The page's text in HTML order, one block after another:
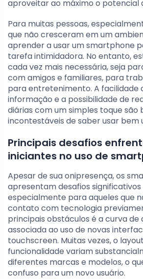
aproveitar ao máximo o potencial
Para muitas pessoas,
que não cresceram em um
aprender a usar um smartphone
tarefa intimidadora. No entanto,
cada vez mais necessária, seja
com amigos e familiares, para
para entretenimento. A facilidade
informação e a possibilidade de
diárias com um simples toque são
incontestáveis de saber usar bem
Principais desafios
iniciantes no uso de
Apesar de sua onipresença, os
apresentam desafios
especialmente para aqueles que
contato com tecnologia
principais obstáculos é a curva de
associada ao uso de novas
touchscreen. Muitas vezes, o
funcionalidade variam
diferentes marcas e modelos, o
confuso para um novo usuário.